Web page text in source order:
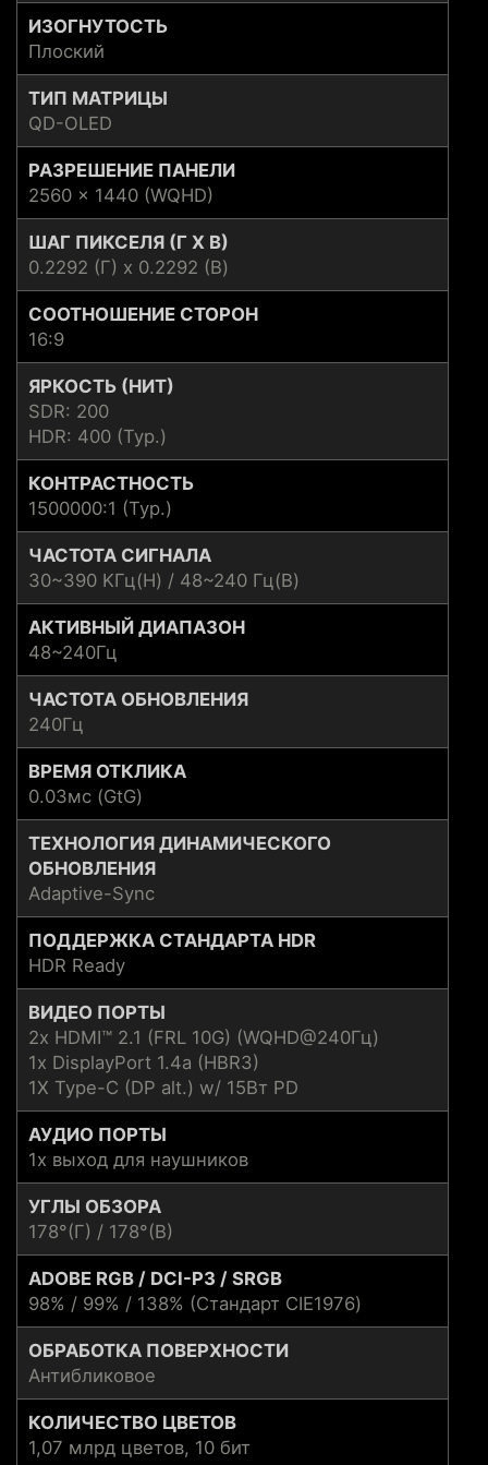
ИЗОГНУТОСТЬ
Плоский
ТИП МАТРИЦЫ
QD-OLED
РАЗРЕШЕНИЕ ПАНЕЛИ
2560 x 1440 (WQHD)
ШАГ ПИКСЕЛЯ (Г X В)
0.2292 (Г) x 0.2292 (В)
СООТНОШЕНИЕ СТОРОН
16:9
ЯРКОСТЬ (НИТ)
SDR: 200
HDR: 400 (Typ.)
КОНТРАСТНОСТЬ
1500000:1 (Typ.)
ЧАСТОТА СИГНАЛА
30~390 KГц(H) / 48~240 Гц(В)
АКТИВНЫЙ ДИАПАЗОН
48~240Гц
ЧАСТОТА ОБНОВЛЕНИЯ
240Гц
ВРЕМЯ ОТКЛИКА
0.03мс (GtG)
ТЕХНОЛОГИЯ ДИНАМИЧЕСКОГО
ОБНОВЛЕНИЯ
Adaptive-Sync
ПОДДЕРЖКА СТАНДАРТА HDR
HDR Ready
ВИДЕО ПОРТЫ
2x HDMI™ 2.1 (FRL 10G) (WQHD@240Гц)
1x DisplayPort 1.4a (HBR3)
1X Type-C (DP alt.) w/ 15Вт PD
АУДИО ПОРТЫ
1x выход для наушников
УГЛЫ ОБЗОРА
178°(Г) / 178°(В)
ADOBE RGB / DCI-P3 / SRGB
98% / 99% / 138% (Стандарт CIE1976)
ОБРАБОТКА ПОВЕРХНОСТИ
Антибликовое
КОЛИЧЕСТВО ЦВЕТОВ
1,07 млрд цветов, 10 бит